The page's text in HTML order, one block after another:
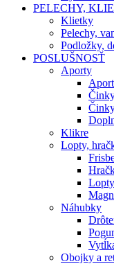
PELECHY,
Klietky
Pelechy,
Podložky,
POSLUŠNOSŤ
Aporty
Klikre
Lopty,
Lopty
Náhubky
Obojky a